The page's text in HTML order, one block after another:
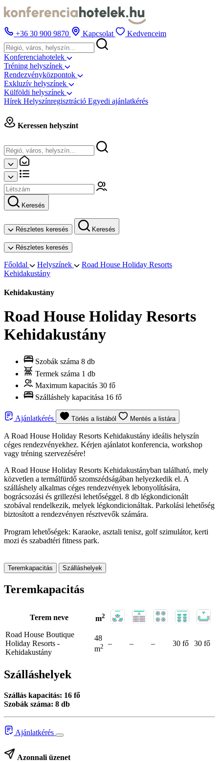
+36 30 900 9870 Kapcsolat Kedvenceim
Konferenciahotelek
Tréning helyszínek
Rendezvényközpontok
Exkluzív helyszínek
Külföldi helyszínek
Hírek Helyszínregisztráció Egyedi ajánlatkérés
Keressen helyszínt
Keresés
Részletes keresés Keresés
Részletes keresés
Főoldal Helyszínek
Road House Holiday Resorts
Kehidakustány
Kehidakustány
Road House Holiday Resorts
Kehidakustány
Szobák száma 8 db
Termek száma 1 db
Maximum kapacitás 30 fő
Szálláshely kapacitása 16 fő
Ajánlatkérés Törlés a listából Mentés a listára
A Road House Holiday Resorts Kehidakustány ideális helyszín
céges rendezvényekhez. Kérjen ajánlatot konferencia, workshop
vagy tréning szervezésére!
A Road House Holiday Resorts Kehidakustányban található, mely
közvetlen a termálfürdő szomszédságában helyezkedik el. A
szálláshely alkalmas céges rendezvények lebonyolítására,
bográcsozási és grillezési lehetőséggel. 8 db légkondicionált
szobával rendelkezik, melyek légkondicionáltak. Parkolási lehetőség
biztosított a rendezvényen résztvevők számára.
Program lehetőségek: Karaoke, asztali tenisz, golf szimulátor, kerti
mozi és szabadtéri fitness park.
Teremkapacitás Szálláshelyek
Teremkapacitás
Terem neve m2
Road House Boutique
Holiday Resorts -
Kehidakustány
48
m2 – – – 30 fő 30 fő
Szálláshelyek
Szállás kapacitás: 16 fő
Szobák száma: 8 db
Ajánlatkérés
Azonnali üzenet